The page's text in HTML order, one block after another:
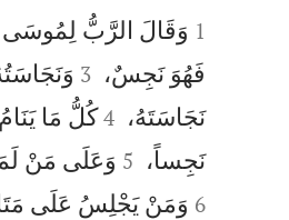

1 وَقَالَ الرَّبُّ
فَهُوَ نَجِسٌ، 

3
نَجَاسَتَهُ، 

4 كُلُّ مَا
نَجِساً، 

5 وَعَلَى مَنْ
6 وَمَنْ يَجْلِسُ عَلَى